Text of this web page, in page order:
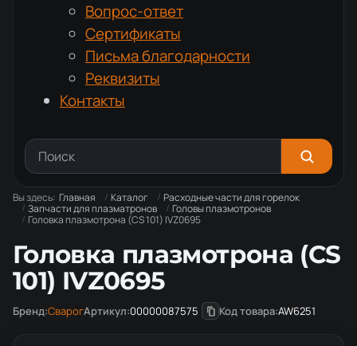
Вопрос-ответ
Сертификаты
Письма благодарности
Реквизиты
Контакты
Вы здесь: Главная Каталог
Расходные части для горелок
Запчасти для плазматронов
Головы плазмотронов
Головка плазмотрона (CS 101) IVZ0695
Головка плазмотрона (CS
101) IVZ0695
Бренд:СварогАртикул:00000087575 Код товара:AW6251